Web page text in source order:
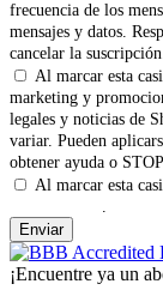
frecuencia de los
mensajes y datos.
cancelar la
Al marcar esta
marketing y
legales y noticias de
variar. Pueden
obtener ayuda o
Al marcar esta
.
¡Encuentre ya un